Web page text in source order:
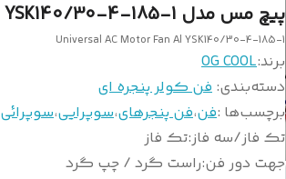
پیچ مس مدل YSK140/30-4-185-1
Universal AC Motor Fan Al YSK140/30-4-185-1
برند:OG COOL
دسته‌بندی: فن کولر پنجره ای
برچسب‌ها :فن،فن پنجرهای،سوپرایی،سوپرائی
تک فاز/سه فاز:تک فاز
جهت دور فن:راست گرد / چپ گرد